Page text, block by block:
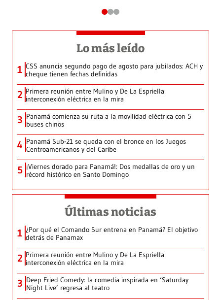
Lo más leído
1 CSS anuncia segundo pago de agosto para jubilados: ACH y
cheque tienen fechas definidas
2 Primera reunión entre Mulino y De La Espriella:
interconexión eléctrica en la mira
3 Panamá comienza su ruta a la movilidad eléctrica con 5
buses chinos
4 Panamá Sub-21 se queda con el bronce en los Juegos
Centroamericanos y del Caribe
5 ¡Viernes dorado para Panamá!: Dos medallas de oro y un
récord histórico en Santo Domingo
Últimas noticias
1 ¿Por qué el Comando Sur entrena en Panamá? El objetivo
detrás de Panamax
2 Primera reunión entre Mulino y De La Espriella:
interconexión eléctrica en la mira
3 Deep Fried Comedy: la comedia inspirada en ‘Saturday
Night Live’ regresa al teatro